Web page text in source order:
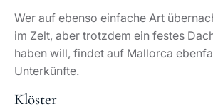
Wer auf ebenso einfache Art
im Zelt, aber trotzdem ein festes
haben will, findet auf Mallorca
Unterkünfte.
Klöster